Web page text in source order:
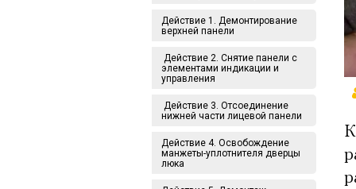
Действие 1. Демонтирование
верхней панели
Действие 2. Снятие панели с
элементами индикации и
управления
Действие 3. Отсоединение
нижней части лицевой панели
Действие 4. Освобождение
манжеты-уплотнителя дверцы
люка